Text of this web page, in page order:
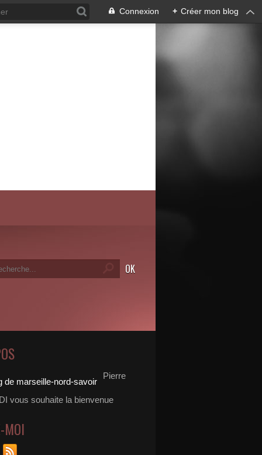
Connexion + Créer mon blog
Pierre
vous souhaite la bienvenue
MOI